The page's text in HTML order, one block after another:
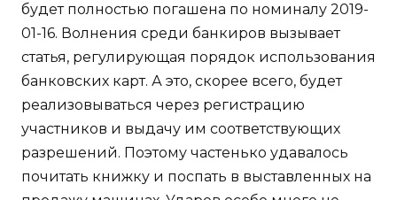
будет полностью погашена по номиналу 2019-
01-16. Волнения среди банкиров вызывает
статья, регулирующая порядок использования
банковских карт. А это, скорее всего, будет
реализовываться через регистрацию
участников и выдачу им соответствующих
разрешений. Поэтому частенько удавалось
почитать книжку и поспать в выставленных на